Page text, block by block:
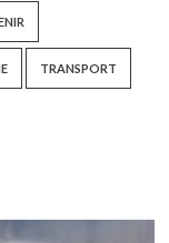
TRANSPORT